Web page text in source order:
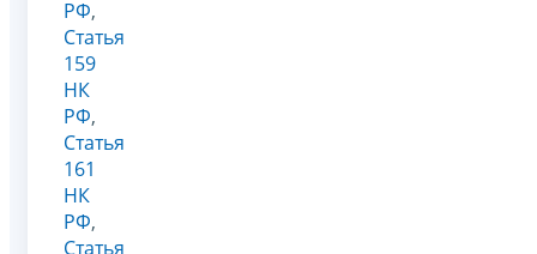
РФ,
Статья
159
НК
РФ,
Статья
161
НК
РФ,
Статья